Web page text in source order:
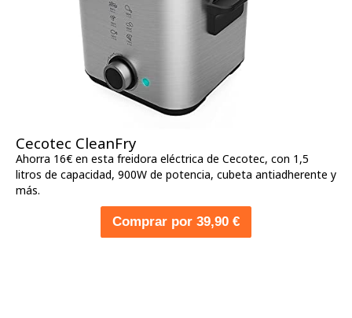
Cecotec CleanFry
Ahorra 16€ en esta freidora eléctrica de Cecotec, con 1,5
litros de capacidad, 900W de potencia, cubeta antiadherente y
más.
Comprar por 39,90 €